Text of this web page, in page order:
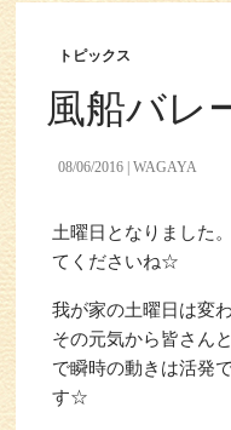
トピックス
風船バレ
08/06/2016 WAGAYA
土曜日となりました
てくださいね☆
我が家の土曜日は変
その元気から皆さん
で瞬時の動きは活発
す☆